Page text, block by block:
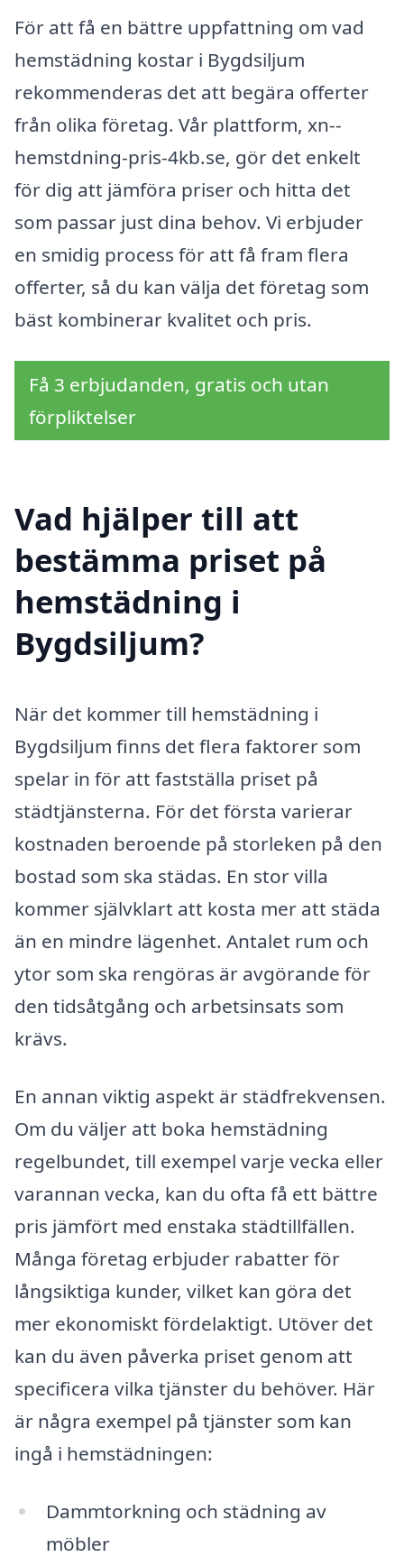
För att få en bättre uppfattning om vad
hemstädning kostar i Bygdsiljum
rekommenderas det att begära offerter
från olika företag. Vår plattform, xn--
hemstdning-pris-4kb.se, gör det enkelt
för dig att jämföra priser och hitta det
som passar just dina behov. Vi erbjuder
en smidig process för att få fram flera
offerter, så du kan välja det företag som
bäst kombinerar kvalitet och pris.
Få 3 erbjudanden, gratis och utan
förpliktelser
Vad hjälper till att
bestämma priset på
hemstädning i
Bygdsiljum?
När det kommer till hemstädning i
Bygdsiljum finns det flera faktorer som
spelar in för att fastställa priset på
städtjänsterna. För det första varierar
kostnaden beroende på storleken på den
bostad som ska städas. En stor villa
kommer självklart att kosta mer att städa
än en mindre lägenhet. Antalet rum och
ytor som ska rengöras är avgörande för
den tidsåtgång och arbetsinsats som
krävs.
En annan viktig aspekt är städfrekvensen.
Om du väljer att boka hemstädning
regelbundet, till exempel varje vecka eller
varannan vecka, kan du ofta få ett bättre
pris jämfört med enstaka städtillfällen.
Många företag erbjuder rabatter för
långsiktiga kunder, vilket kan göra det
mer ekonomiskt fördelaktigt. Utöver det
kan du även påverka priset genom att
specificera vilka tjänster du behöver. Här
är några exempel på tjänster som kan
ingå i hemstädningen:
Dammtorkning och städning av
möbler